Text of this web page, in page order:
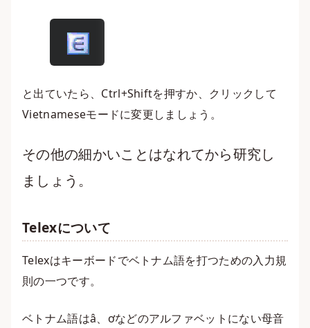
と出ていたら、Ctrl+Shiftを押すか、クリックして
Vietnameseモードに変更しましょう。
その他の細かいことはなれてから研究し
ましょう。
Telexについて
Telexはキーボードでベトナム語を打つための入力規
則の一つです。
ベトナム語はâ、ơなどのアルファベットにない母音